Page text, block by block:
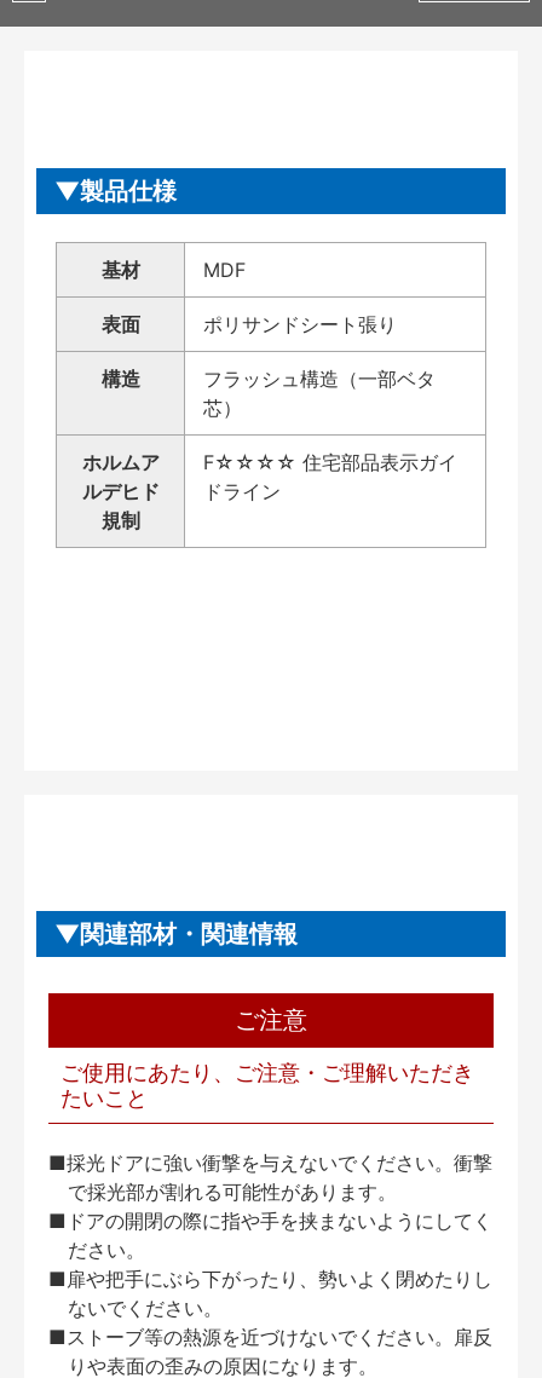
製品仕様
基材 MDF
表面 ポリサンドシート張り
構造
フラッシュ構造（一部ベタ
芯）
ホルムア
ルデヒド
規制
F☆☆☆☆ 住宅部品表示ガイ
ドライン
関連部材・関連情報
ご注意
ご使用にあたり、ご注意・ご理解いただき
たいこと
■採光ドアに強い衝撃を与えないでください。衝撃
で採光部が割れる可能性があります。
■ドアの開閉の際に指や手を挟まないようにしてく
ださい。
■扉や把手にぶら下がったり、勢いよく閉めたりし
ないでください。
■ストーブ等の熱源を近づけないでください。扉反
りや表面の歪みの原因になります。